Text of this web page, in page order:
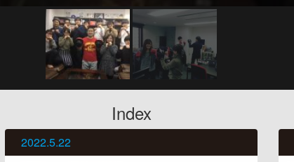
Index
2022.5.22